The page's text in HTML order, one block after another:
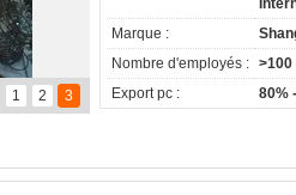
1 2 3
Marque :
Nombre d'employés : >100
Export pc :
80%